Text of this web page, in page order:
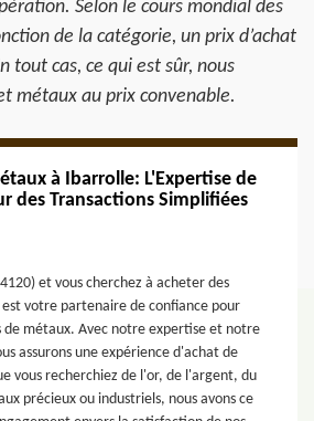
Selon le cours mondial des
de la catégorie, un prix d’achat
tout cas, ce qui est sûr, nous
métaux au prix convenable.
à Ibarrolle: L'Expertise de
des Transactions Simplifiées
et vous cherchez à acheter des
est votre partenaire de confiance pour
de métaux. Avec notre expertise et notre
assurons une expérience d'achat de
vous recherchiez de l'or, de l'argent, du
précieux ou industriels, nous avons ce